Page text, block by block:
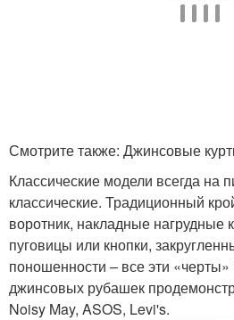
Смотрите также: Джинсовые
Классические модели всегда на
классические. Традиционный
воротник, накладные нагрудные
пуговицы или кнопки,
поношенности – все эти «черты»
джинсовых рубашек
Noisy May, ASOS, Levi's.